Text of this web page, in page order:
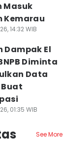
Masuk
Kemarau
14:32 WIB
Dampak El
Diminta
Data
01:35 WIB
See More